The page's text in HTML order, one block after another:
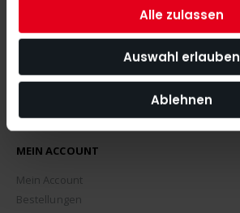
Alle zulassen
Auswahl erlauben
Ablehnen
MEIN ACCOUNT
Mein Account
Bestellungen